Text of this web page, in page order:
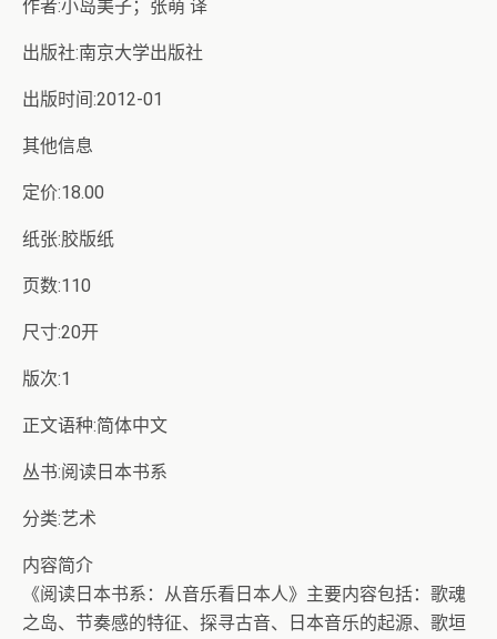
作者:小岛美子；张萌 译
出版社:南京大学出版社
出版时间:2012-01
其他信息
定价:18.00
纸张:胶版纸
页数:110
尺寸:20开
版次:1
正文语种:简体中文
丛书:阅读日本书系
分类:艺术
内容简介
《阅读日本书系：从音乐看日本人》主要内容包括：歌魂
之岛、节奏感的特征、探寻古音、日本音乐的起源、歌垣